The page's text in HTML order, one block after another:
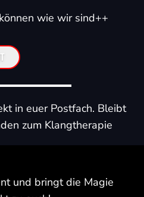
wie wir sind++
in euer Postfach. Bleibt
zum Klangtherapie
und bringt die Magie